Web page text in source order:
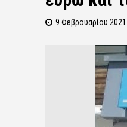
9 Φεβρουαρίου